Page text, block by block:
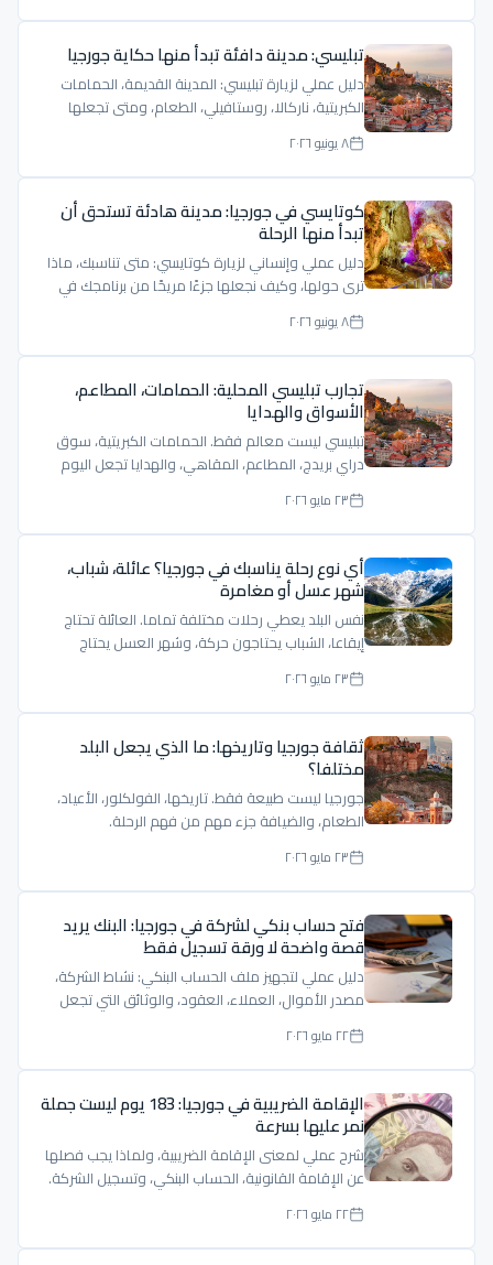
تبليسي: مدينة دافئة تبدأ منها حكاية جورجيا
دليل عملي لزيارة تبليسي: المدينة القديمة، الحمامات
الكبريتية، ناركالا، روستافيلي، الطعام، ومتى تجعلها
مركز رحلتك.
٨ يونيو ٢٠٢٦
كوتايسي في جورجيا: مدينة هادئة تستحق أن
تبدأ منها الرحلة
دليل عملي وإنساني لزيارة كوتايسي: متى تناسبك، ماذا
ترى حولها، وكيف نجعلها جزءًا مريحًا من برنامجك في
جورجيا.
٨ يونيو ٢٠٢٦
تجارب تبليسي المحلية: الحمامات، المطاعم،
الأسواق والهدايا
تبليسي ليست معالم فقط. الحمامات الكبريتية، سوق
دراي بريدج، المطاعم، المقاهي، والهدايا تجعل اليوم
أكثر حياة.
٢٣ مايو ٢٠٢٦
أي نوع رحلة يناسبك في جورجيا؟ عائلة، شباب،
شهر عسل أو مغامرة
نفس البلد يعطي رحلات مختلفة تماما. العائلة تحتاج
إيقاعا، الشباب يحتاجون حركة، وشهر العسل يحتاج
خصوصية وهدوء.
٢٣ مايو ٢٠٢٦
ثقافة جورجيا وتاريخها: ما الذي يجعل البلد
مختلفا؟
جورجيا ليست طبيعة فقط. تاريخها، الفولكلور، الأعياد،
الطعام، والضيافة جزء مهم من فهم الرحلة.
٢٣ مايو ٢٠٢٦
فتح حساب بنكي لشركة في جورجيا: البنك يريد
قصة واضحة لا ورقة تسجيل فقط
دليل عملي لتجهيز ملف الحساب البنكي: نشاط الشركة،
مصدر الأموال، العملاء، العقود، والوثائق التي تجعل
الملف مفهومًا.
٢٢ مايو ٢٠٢٦
الإقامة الضريبية في جورجيا: 183 يوم ليست جملة
نمر عليها بسرعة
شرح عملي لمعنى الإقامة الضريبية، ولماذا يجب فصلها
عن الإقامة القانونية، الحساب البنكي، وتسجيل الشركة.
٢٢ مايو ٢٠٢٦